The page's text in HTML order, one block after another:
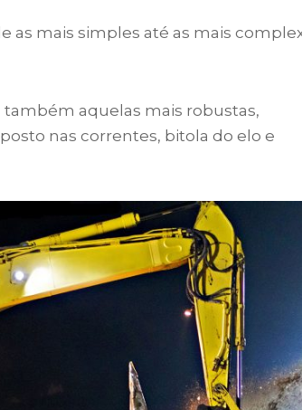
as mais simples até as mais
também aquelas mais robustas,
nas correntes, bitola do elo e